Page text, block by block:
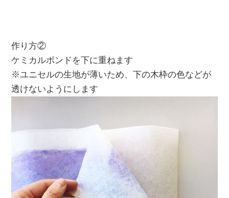
作り方②
ケミカルボンドを下に重ねます
※ユニセルの生地が薄いため、下の木枠の色などが
透けないようにします